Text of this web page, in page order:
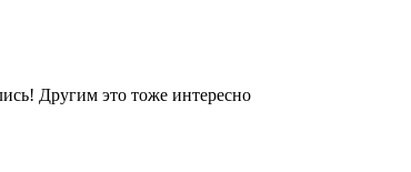
Другим это тоже интересно